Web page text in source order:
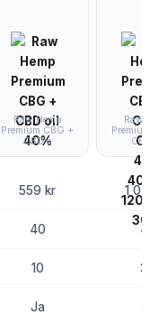
Raw Hemp
Premium CBG +
CBD o
Raw
Premium
CBD-O
559 kr 1 049
40 40
10 30
Ja Ja